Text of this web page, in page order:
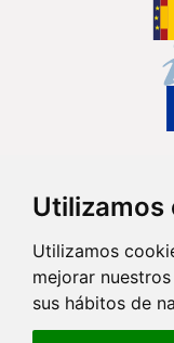
Utilizamos
Utilizamos
mejorar
sus hábitos de
Av. Monforte de